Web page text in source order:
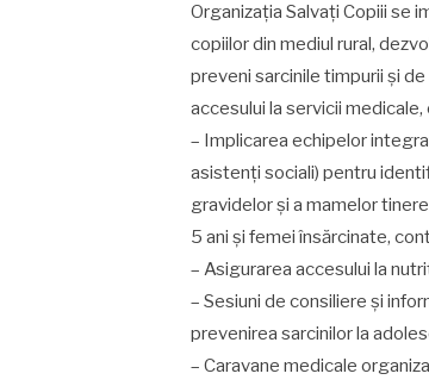
Organizația Salvați Copiii se
copiilor din mediul rural,
preveni sarcinile timpurii și
accesului la servicii
– Implicarea echipelor
asistenți sociali) pentru
gravidelor și a mamelor
5 ani și femei însărcinate,
– Asigurarea accesului la
– Sesiuni de consiliere și
prevenirea sarcinilor la
– Caravane medicale